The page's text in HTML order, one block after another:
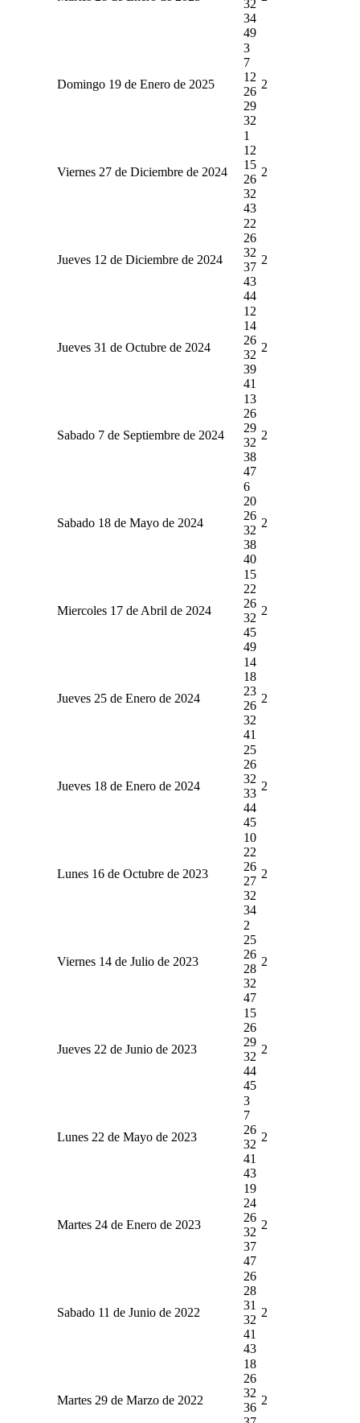
32
34
49
Domingo 19 de Enero de 2025
3
7
12
26
29
32
2
Viernes 27 de Diciembre de 2024
1
12
15
26
32
43
2
Jueves 12 de Diciembre de 2024
22
26
32
37
43
44
2
Jueves 31 de Octubre de 2024
12
14
26
32
39
41
2
Sabado 7 de Septiembre de 2024
13
26
29
32
38
47
2
Sabado 18 de Mayo de 2024
6
20
26
32
38
40
2
Miercoles 17 de Abril de 2024
15
22
26
32
45
49
2
Jueves 25 de Enero de 2024
14
18
23
26
32
41
2
Jueves 18 de Enero de 2024
25
26
32
33
44
45
2
Lunes 16 de Octubre de 2023
10
22
26
27
32
34
2
Viernes 14 de Julio de 2023
2
25
26
28
32
47
2
Jueves 22 de Junio de 2023
15
26
29
32
44
45
2
Lunes 22 de Mayo de 2023
3
7
26
32
41
43
2
Martes 24 de Enero de 2023
19
24
26
32
37
47
2
Sabado 11 de Junio de 2022
26
28
31
32
41
43
2
Martes 29 de Marzo de 2022
18
26
32
36
2